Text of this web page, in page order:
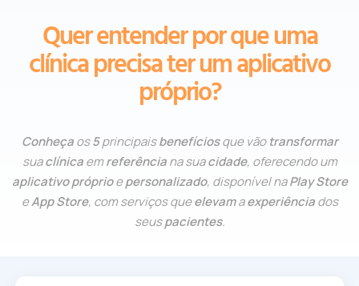
Quer entender por que uma
clínica precisa ter um aplicativo
próprio?
Conheçaos5principaisbenefíciosque vãotransformar
suaclínicaemreferênciana suacidade, oferecendo um
aplicativo próprioepersonalizado, disponível naPlay Store
eApp Store, com serviços queelevamaexperiênciados
seuspacientes.